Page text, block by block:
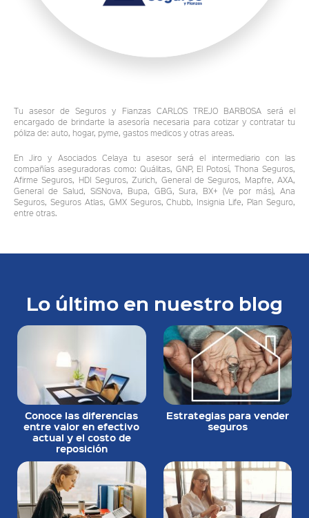
Tu asesor de Seguros y Fianzas CARLOS TREJO BARBOSA será el
encargado de brindarte la asesoría necesaria para cotizar y contratar tu
póliza de: auto, hogar, pyme, gastos medicos y otras areas.
En Jiro y Asociados Celaya tu asesor será el intermediario con las
compañías aseguradoras como: Quálitas, GNP, El Potosí, Thona Seguros,
Afirme Seguros, HDI Seguros, Zurich, General de Seguros, Mapfre, AXA,
General de Salud, SiSNova, Bupa, GBG, Sura, BX+ (Ve por más), Ana
Seguros, Seguros Atlas, GMX Seguros, Chubb, Insignia Life, Plan Seguro,
entre otras.
Lo último en nuestro blog
Conoce las diferencias
entre valor en efectivo
actual y el costo de
reposición
Estrategias para vender
seguros